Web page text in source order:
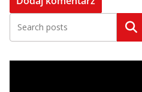
Szukaj